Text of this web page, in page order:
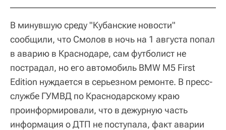
В минувшую среду "Кубанские новости"
сообщили, что Смолов в ночь на 1 августа попал
в аварию в Краснодаре, сам футболист не
пострадал, но его автомобиль BMW M5 First
Edition нуждается в серьезном ремонте. В пресс-
службе ГУМВД по Краснодарскому краю
проинформировали, что в дежурную часть
информация о ДТП не поступала, факт аварии